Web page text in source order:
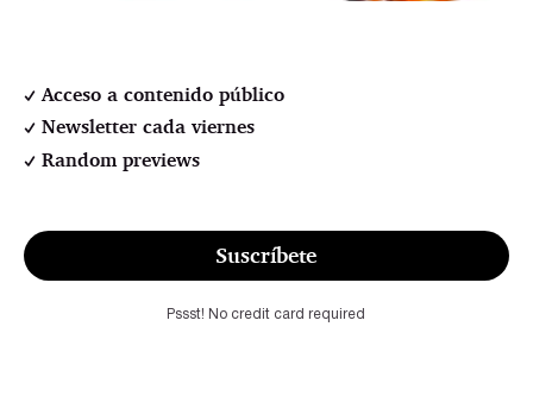
Acceso a contenido público
Newsletter cada viernes
Random previews
Suscríbete
Pssst! No credit card required